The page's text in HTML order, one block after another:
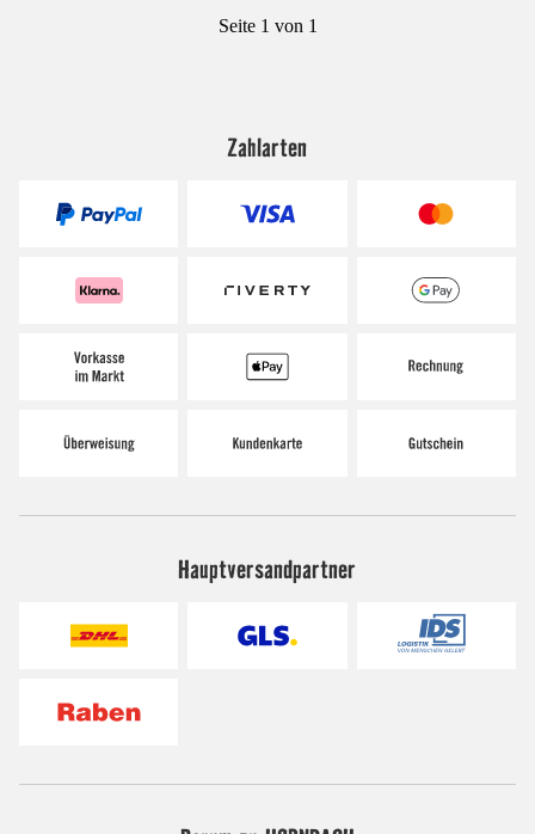
Seite 1 von 1
Zahlarten
Hauptversandpartner